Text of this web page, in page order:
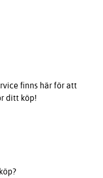
finns här för att
ditt köp!